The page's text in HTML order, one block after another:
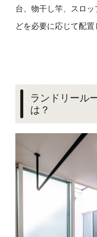
台、物干し竿、スロ
どを必要に応じて配置
ランドリール
は？